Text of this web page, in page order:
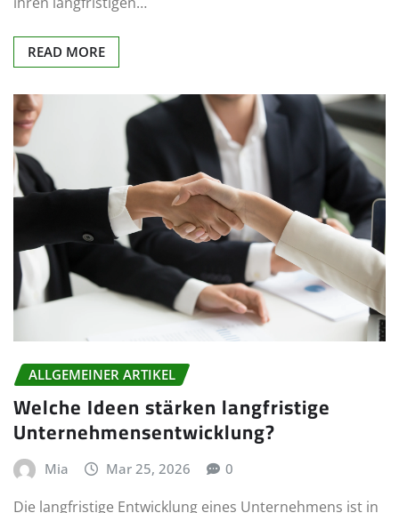
READ MORE
ALLGEMEINER ARTIKEL
Welche Ideen stärken langfristige
Unternehmensentwicklung?
Mia Mar 25, 2026 0
Die langfristige Entwicklung eines Unternehmens ist in